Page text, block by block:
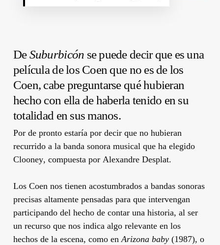
DeSuburbicón se puede decir que es una
película de losCoen que no es de los
Coen, cabe preguntarse qué hubieran
hecho con ella de haberla tenido en su
totalidad en sus manos.
Por de pronto estaría por decir que no hubieran
recurrido a la banda sonora musical que ha elegido
Clooney, compuesta por Alexandre Desplat.
Los Coen nos tienen acostumbrados a bandas sonoras
precisas altamente pensadas para que intervengan
participando del hecho de contar una historia, al ser
un recurso que nos indica algo relevante en los
hechos de la escena, como en Arizona baby(1987), o